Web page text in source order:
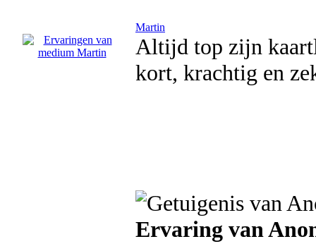
Martin
Altijd top zijn
kort, krachtig en
Ervaring van